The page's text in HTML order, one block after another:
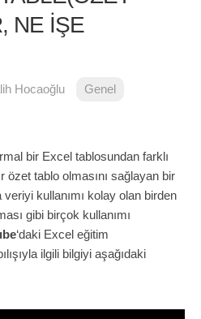
NE İŞE
Hocaoğlu
Genel
bir Excel tablosundan farklı
özet tablo olmasını sağlayan bir
kullanımı kolay olan birden
gibi birçok kullanımı
‘daki Excel eğitim
ilgili bilgiyi aşağıdaki